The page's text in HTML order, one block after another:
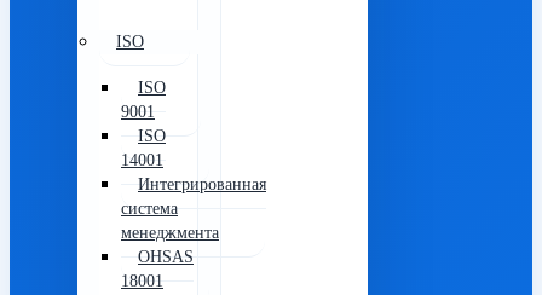
ISO
ISO
9001
ISO
14001
Интегрированная
система
менеджмента
OHSAS
18001